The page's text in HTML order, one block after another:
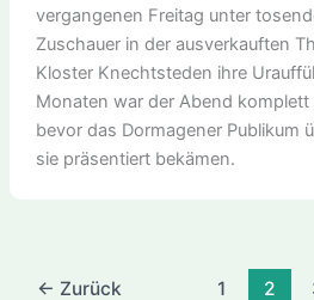
vergangenen Freitag unter
Zuschauer in der ausverkauften
Kloster Knechtsteden ihre
Monaten war der Abend
bevor das Dormagener Publikum
sie präsentiert bekämen.
← Zurück 1 2